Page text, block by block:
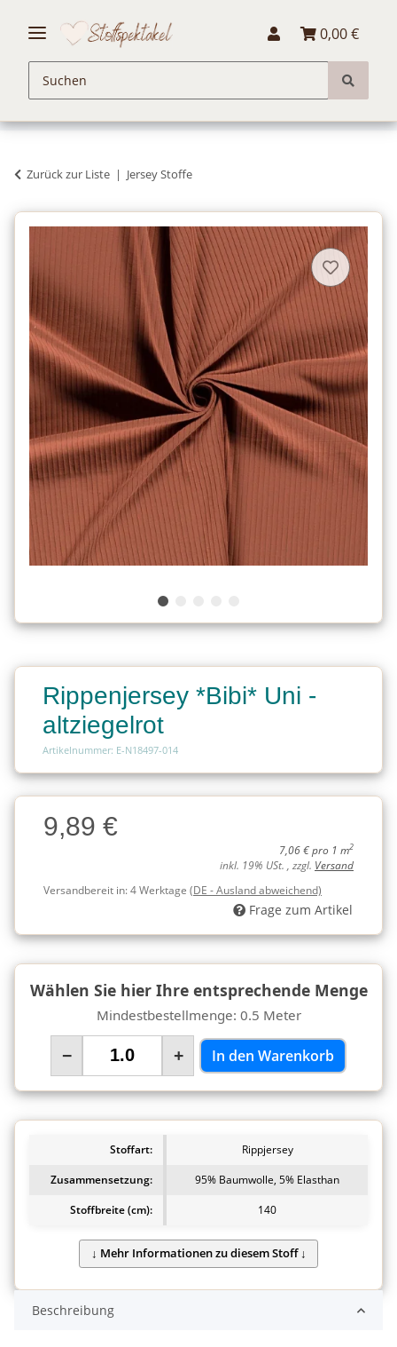
0,00 €
Zurück zur Liste Jersey Stoffe
Rippenjersey *Bibi* Uni -
altziegelrot
Artikelnummer: E-N18497-014
Charge
Charge9,89 €
7,06 € pro 1 m2
inkl. 19% USt. , zzgl. Versand
Versandbereit in:4 Werktage (DE - Ausland abweichend)
Frage zum Artikel
Wählen Sie hier Ihre entsprechende Menge
Mindestbestellmenge: 0.5 Meter
− + In den Warenkorb
Stoffart:
Rippjersey
Zusammensetzung:
95% Baumwolle, 5% Elasthan
Stoffbreite (cm):
140
Beschreibung